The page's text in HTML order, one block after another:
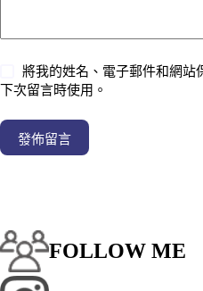
將我的姓名、電子郵件和網站
下次留言時使用。
發佈留言
FOLLOW ME